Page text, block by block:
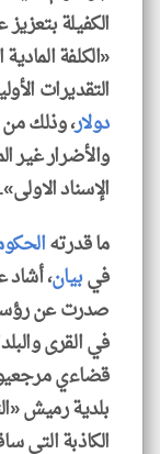
الكفيلة
«الكلفة
التقديرات
دولار، وذلك
والأضرار غير
الإسناد الاولى».
ما قدرته
فيبيان،
صدرت عن
في القرى
قضاءي
بلدية رميش
الكاذبة التي